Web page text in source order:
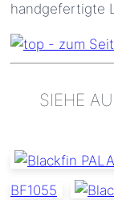
handgefertigte
SIEHE
BF1055